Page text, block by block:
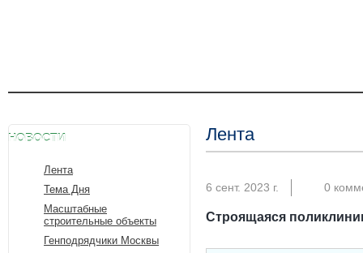
НОВОСТИ
Лента
Тема Дня
Масштабные
строительные объекты
Генподрядчики Москвы
Лента
6 сент. 2023 г. 0
Строящаяся